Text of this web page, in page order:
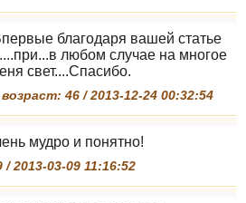
благодаря вашей статье
любом случае на многое
свет....Спасибо.
46 / 2013-12-24 00:32:54
мудро и понятно!
2013-03-09 11:16:52